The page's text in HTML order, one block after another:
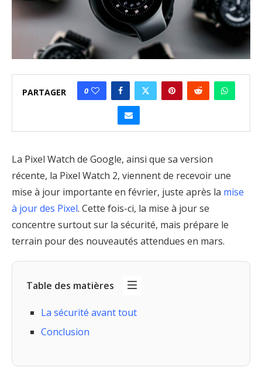
PARTAGER 0
La Pixel Watch de Google, ainsi que sa version
récente, la Pixel Watch 2, viennent de recevoir une
mise à jour importante en février, juste après la mise
à jour des Pixel. Cette fois-ci, la mise à jour se
concentre surtout sur la sécurité, mais prépare le
terrain pour des nouveautés attendues en mars.
Table des matières
La sécurité avant tout
Conclusion